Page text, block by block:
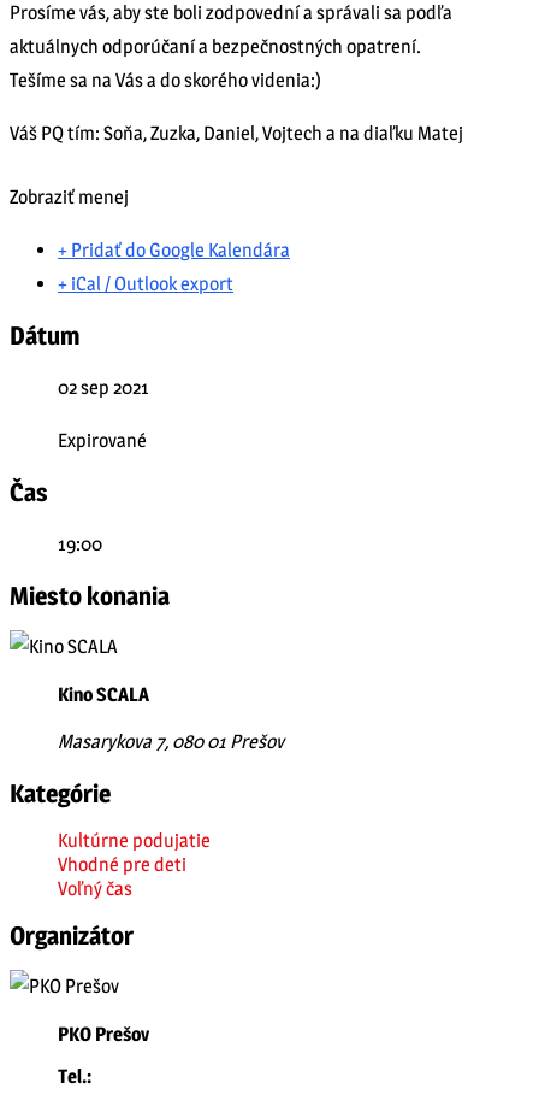
Prosíme vás, aby ste boli zodpovední a správali sa podľa
aktuálnych odporúčaní a bezpečnostných opatrení.
Tešíme sa na Vás a do skorého videnia:)
Váš PQ tím: Soňa, Zuzka, Daniel, Vojtech a na diaľku Matej
Zobraziť menej
+ Pridať do Google Kalendára
+ iCal / Outlook export
Dátum
02 sep 2021
Expirované
Čas
19:00
Miesto konania
Kino SCALA
Masarykova 7, 080 01 Prešov
Kategórie
Kultúrne podujatie
Vhodné pre deti
Voľný čas
Organizátor
PKO Prešov
Tel.: